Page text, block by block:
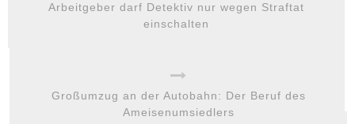
Arbeitgeber darf Detektiv nur wegen Straftat
einschalten
Großumzug an der Autobahn: Der Beruf des
Ameisenumsiedlers